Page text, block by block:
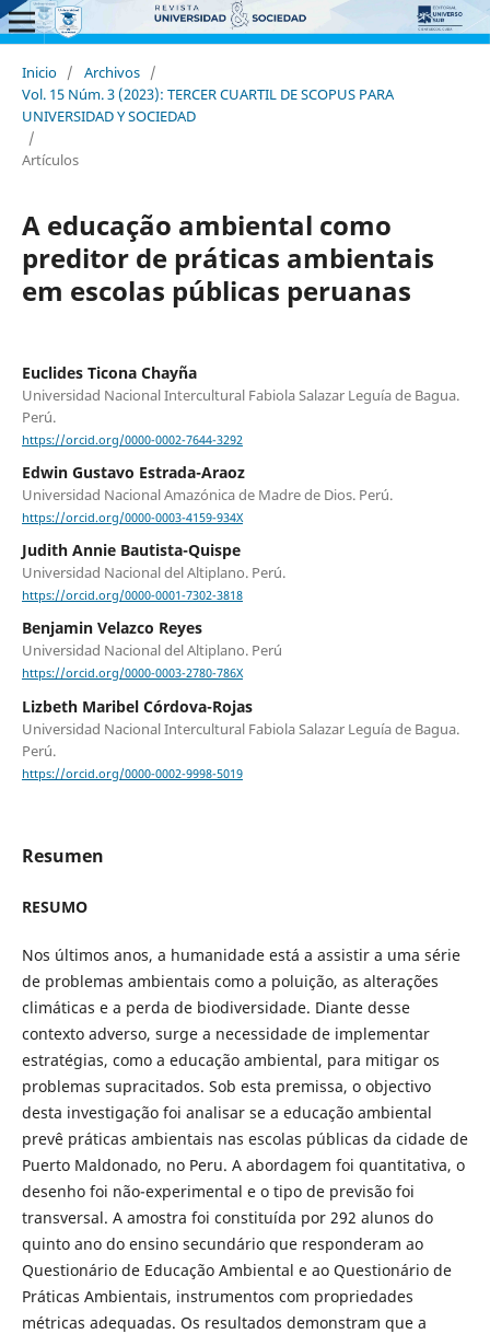
Inicio / Archivos /
Vol. 15 Núm. 3 (2023): TERCER CUARTIL DE SCOPUS PARA
UNIVERSIDAD Y SOCIEDAD
/
Artículos
A educação ambiental como
preditor de práticas ambientais
em escolas públicas peruanas
Euclides Ticona Chayña
Universidad Nacional Intercultural Fabiola Salazar Leguía de Bagua.
Perú.
https://orcid.org/0000-0002-7644-3292
Edwin Gustavo Estrada-Araoz
Universidad Nacional Amazónica de Madre de Dios. Perú.
https://orcid.org/0000-0003-4159-934X
Judith Annie Bautista-Quispe
Universidad Nacional del Altiplano. Perú.
https://orcid.org/0000-0001-7302-3818
Benjamin Velazco Reyes
Universidad Nacional del Altiplano. Perú
https://orcid.org/0000-0003-2780-786X
Lizbeth Maribel Córdova-Rojas
Universidad Nacional Intercultural Fabiola Salazar Leguía de Bagua.
Perú.
https://orcid.org/0000-0002-9998-5019
Resumen
RESUMO
Nos últimos anos, a humanidade está a assistir a uma série
de problemas ambientais como a poluição, as alterações
climáticas e a perda de biodiversidade. Diante desse
contexto adverso, surge a necessidade de implementar
estratégias, como a educação ambiental, para mitigar os
problemas supracitados. Sob esta premissa, o objectivo
desta investigação foi analisar se a educação ambiental
prevê práticas ambientais nas escolas públicas da cidade de
Puerto Maldonado, no Peru. A abordagem foi quantitativa, o
desenho foi não-experimental e o tipo de previsão foi
transversal. A amostra foi constituída por 292 alunos do
quinto ano do ensino secundário que responderam ao
Questionário de Educação Ambiental e ao Questionário de
Práticas Ambientais, instrumentos com propriedades
métricas adequadas. Os resultados demonstram que a